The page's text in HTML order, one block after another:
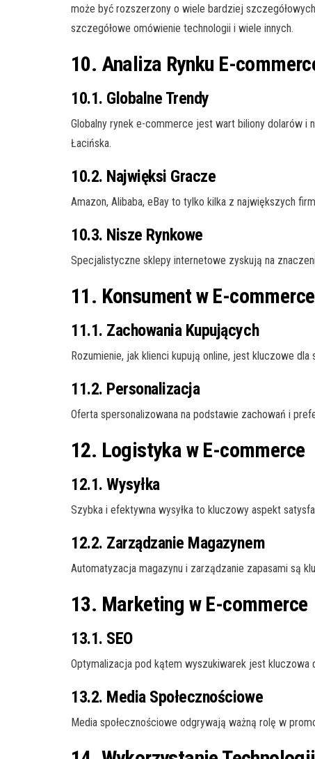
może być rozszerzony o wiele bardziej
szczegółowe omówienie technologii i wiele innych.
10. Analiza Rynku E-
10.1. Globalne Trendy
Globalny rynek e-commerce jest wart biliony dolarów i
Łacińska.
10.2. Najwięksi Gracze
Amazon, Alibaba, eBay to tylko kilka z największych
10.3. Nisze Rynkowe
Specjalistyczne sklepy internetowe zyskują na
11. Konsument w E-commerce
11.1. Zachowania Kupujących
Rozumienie, jak klienci kupują online, jest kluczowe dla
11.2. Personalizacja
Oferta spersonalizowana na podstawie zachowań i
12. Logistyka w E-commerce
12.1. Wysyłka
Szybka i efektywna wysyłka to kluczowy aspekt
12.2. Zarządzanie Magazynem
Automatyzacja magazynu i zarządzanie zapasami są
13. Marketing w E-commerce
13.1. SEO
Optymalizacja pod kątem wyszukiwarek jest kluczowa
13.2. Media Społecznościowe
Media społecznościowe odgrywają ważną rolę w